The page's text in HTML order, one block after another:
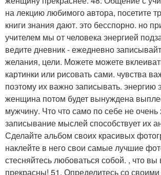
на лекцию любимого автора, посетите
книги знания дают. это бесспорно. но
учителем мы от человека энергией
ведите дневник - ежедневно
желания, цели. Можете можете
картинки или рисовать сами. чувства
поэтому их важно записывать. энергию
женщина потом будет вынуждена
мужчину. Что что само по себе не очень
записывание мыслей способствует их
Сделайте альбом своих красивых
наклейте в него свои самые лучшие
стесняйтесь любоваться собой. , что вы
прекрасны! 51. Определитесь со